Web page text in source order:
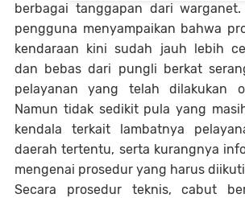
berbagai tanggapan dari
pengguna menyampaikan bahwa
kendaraan kini sudah jauh lebih
dan bebas dari pungli berkat
pelayanan yang telah dilakukan
Namun tidak sedikit pula yang
kendala terkait lambatnya
daerah tertentu, serta kurangnya
mengenai prosedur yang harus
Secara prosedur teknis, cabut